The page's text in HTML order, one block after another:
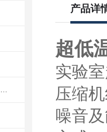
微生物生化草莓APP最新下载地址
产品详
超低
实验
压缩机
噪音及